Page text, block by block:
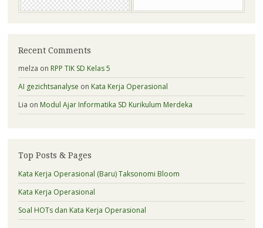
Recent Comments
melza on RPP TIK SD Kelas 5
AI gezichtsanalyse on Kata Kerja Operasional
Lia on Modul Ajar Informatika SD Kurikulum Merdeka
Top Posts & Pages
Kata Kerja Operasional (Baru) Taksonomi Bloom
Kata Kerja Operasional
Soal HOTs dan Kata Kerja Operasional